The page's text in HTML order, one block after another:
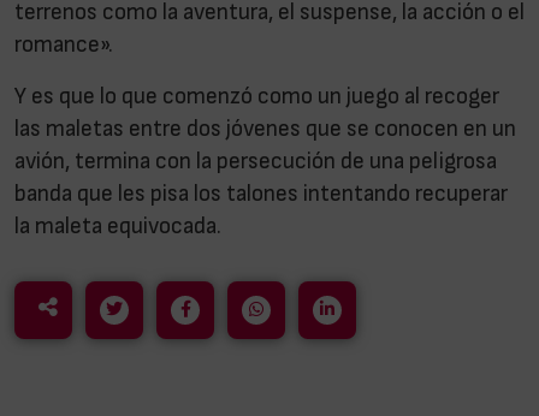
terrenos como la aventura, el suspense, la acción o el
romance».
Y es que lo que comenzó como un juego al recoger
las maletas entre dos jóvenes que se conocen en un
avión, termina con la persecución de una peligrosa
banda que les pisa los talones intentando recuperar
la maleta equivocada.